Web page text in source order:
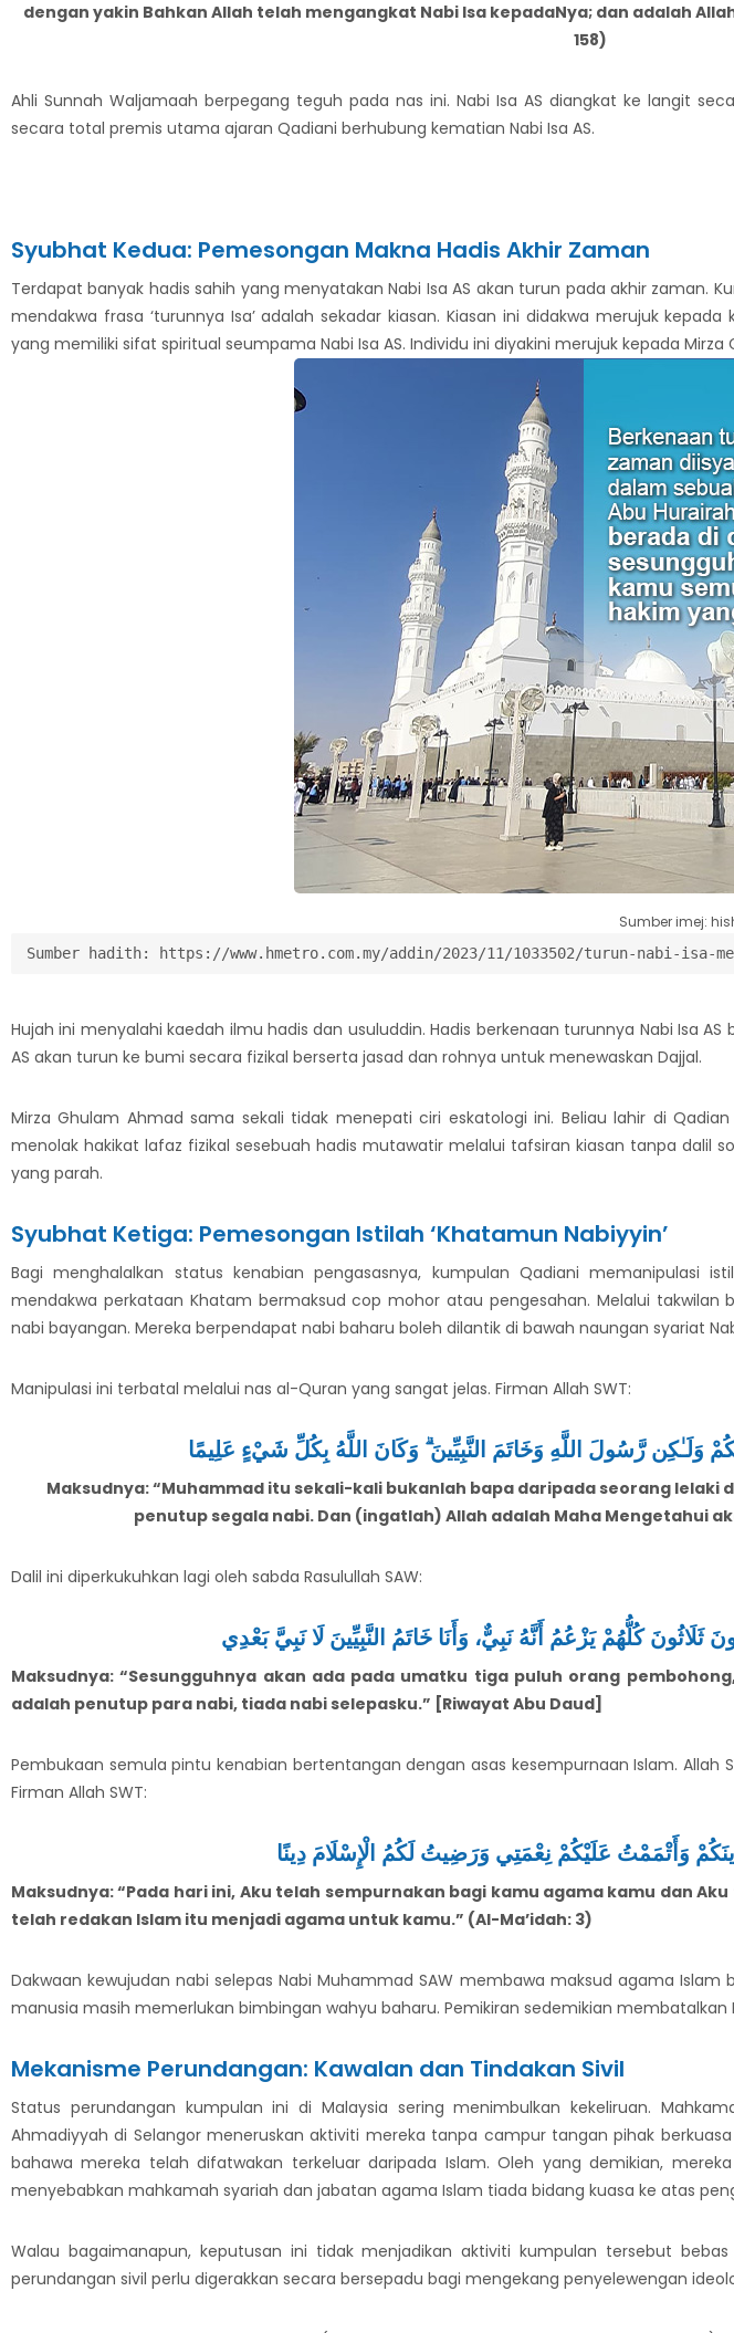
dengan yakin Bahkan Allah telah mengangkat Nabi Isa kepadaNya; dan adalah
158)
Ahli Sunnah Waljamaah berpegang teguh pada nas ini. Nabi Isa AS diangkat ke langit
secara total premis utama ajaran Qadiani berhubung kematian Nabi Isa AS.
Syubhat Kedua: Pemesongan Makna Hadis Akhir Zaman
Terdapat banyak hadis sahih yang menyatakan Nabi Isa AS akan turun pada akhir zaman.
mendakwa frasa ‘turunnya Isa’ adalah sekadar kiasan. Kiasan ini didakwa merujuk
yang memiliki sifat spiritual seumpama Nabi Isa AS. Individu ini diyakini merujuk kepada Mirza
Sumber imej:
Sumber hadith: https://www.hmetro.com.my/addin/2023/11/1033502/turun-nabi-isa-
Hujah ini menyalahi kaedah ilmu hadis dan usuluddin. Hadis berkenaan turunnya Nabi Isa
AS akan turun ke bumi secara fizikal berserta jasad dan rohnya untuk menewaskan Dajjal.
Mirza Ghulam Ahmad sama sekali tidak menepati ciri eskatologi ini. Beliau lahir di
menolak hakikat lafaz fizikal sesebuah hadis mutawatir melalui tafsiran kiasan tanpa dalil
yang parah.
Syubhat Ketiga: Pemesongan Istilah ‘Khatamun Nabiyyin’
Bagi menghalalkan status kenabian pengasasnya, kumpulan Qadiani memanipulasi
mendakwa perkataan Khatam bermaksud cop mohor atau pengesahan. Melalui takwilan
nabi bayangan. Mereka berpendapat nabi baharu boleh dilantik di bawah naungan syariat
Manipulasi ini terbatal melalui nas al-Quran yang sangat jelas. Firman Allah SWT:
وَلَـٰكِن رَّسُولَ اللَّهِ وَخَاتَمَ النَّبِيِّينَ ۗ وَكَانَ اللَّهُ بِكُلِّ شَيْءٍ عَلِيمًا
Maksudnya: “Muhammad itu sekali-kali bukanlah bapa daripada seorang lelaki
penutup segala nabi. Dan (ingatlah) Allah adalah Maha Mengetahui
Dalil ini diperkukuhkan lagi oleh sabda Rasulullah SAW:
كُلُّهُمْ يَزْعُمُ أَنَّهُ نَبِيٌّ، وَأَنَا خَاتَمُ النَّبِيِّينَ لَا نَبِيَّ بَعْدِي
Maksudnya: “Sesungguhnya akan ada pada umatku tiga puluh orang
adalah penutup para nabi, tiada nabi selepasku.” [Riwayat Abu Daud]
Pembukaan semula pintu kenabian bertentangan dengan asas kesempurnaan Islam. Allah
Firman Allah SWT:
Maksudnya: “Pada hari ini, Aku telah sempurnakan bagi kamu agama kamu dan
telah redakan Islam itu menjadi agama untuk kamu.” (Al-Ma’idah: 3)
Dakwaan kewujudan nabi selepas Nabi Muhammad SAW membawa maksud agama
manusia masih memerlukan bimbingan wahyu baharu. Pemikiran sedemikian membatalkan
Mekanisme Perundangan: Kawalan dan Tindakan Sivil
Status perundangan kumpulan ini di Malaysia sering menimbulkan kekeliruan.
Ahmadiyyah di Selangor meneruskan aktiviti mereka tanpa campur tangan pihak
bahawa mereka telah difatwakan terkeluar daripada Islam. Oleh yang demikian,
menyebabkan mahkamah syariah dan jabatan agama Islam tiada bidang kuasa ke atas
Walau bagaimanapun, keputusan ini tidak menjadikan aktiviti kumpulan tersebut
perundangan sivil perlu digerakkan secara bersepadu bagi mengekang penyelewengan